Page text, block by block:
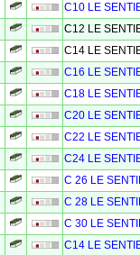
C10 LE
C12 LE
C14 LE
C16 LE
C18 LE
C20 LE
C22 LE
C24 LE
C 26 LE
C 28 LE
C 30 LE
C14 LE